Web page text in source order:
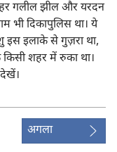
गलील झील और यरदन
भी दिकापुलिस था। ये
इस इलाके से गुज़रा था,
शहर में रुका था।
देखें।
अगला